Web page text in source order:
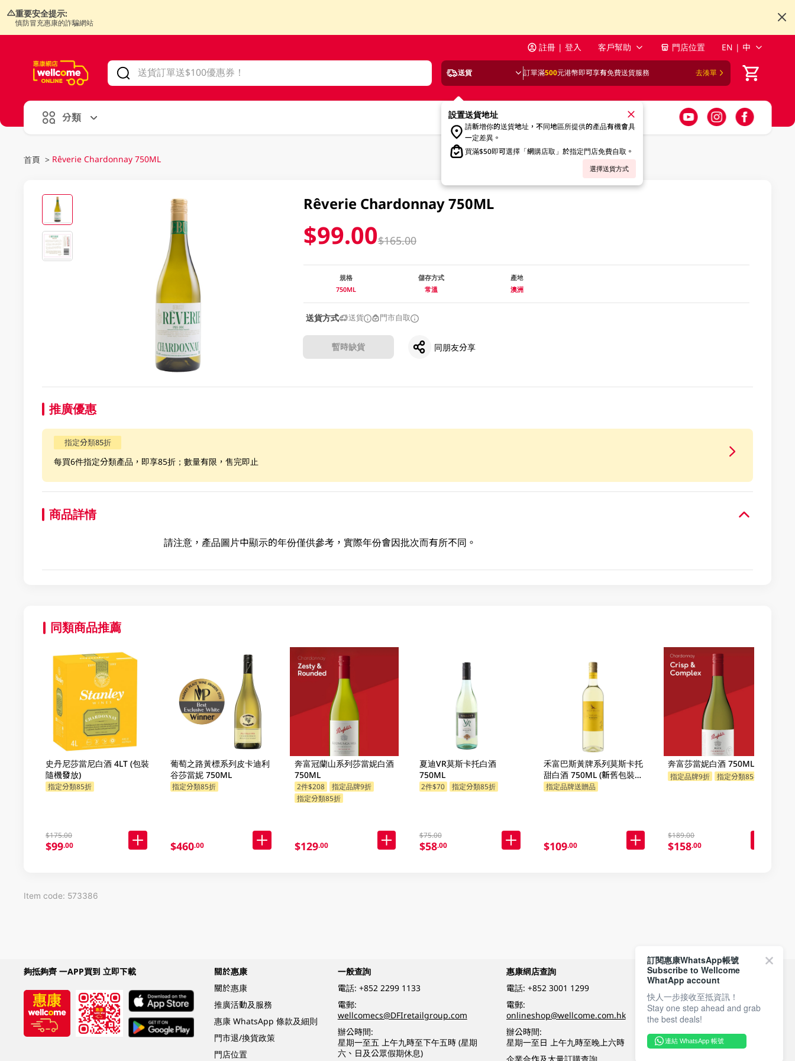
重要安全提示:
慎防冒充惠康的詐騙網站
註冊 | 登入 客戶幫助 門店位置 EN | 中
送貨 訂單滿500元港幣即可享有免費送貨服務 去湊單
設置送貨地址
請新增你的送貨地址，不同地區所提供的產品有機會具
一定差異。
買滿$50即可選擇「網購店取」於指定門店免費自取。
選擇送貨方式
分類
首頁 > Rêverie Chardonnay 750ML
Rêverie Chardonnay 750ML
$99.00$165.00
規格
750ML
儲存方式
常溫
產地
澳洲
送貨方式 送貨 門市自取
暫時缺貨 同朋友分享
推廣優惠
指定分類85折
每買6件指定分類產品，即享85折；數量有限，售完即止
商品詳情
請注意，產品圖片中顯示的年份僅供參考，實際年份會因批次而有所不同。
同類商品推薦
史丹尼莎當尼白酒 4LT (包裝
隨機發放)
指定分類85折
$175.00
$99.00
葡萄之路黃標系列皮卡迪利
谷莎當妮 750ML
指定分類85折
$460.00
奔富冠蘭山系列莎當妮白酒
750ML
2件$208
指定品牌9折
指定分類85折
$129.00
夏迪VR莫斯卡托白酒
750ML
2件$70 指定分類85折
$75.00
$58.00
禾富巴斯黃牌系列莫斯卡托
甜白酒 750ML (新舊包裝隨
機發貨)
指定品牌送贈品
$109.00
奔富莎當妮白酒 750ML
指定品牌9折 指定分類85折
$189.00
$158.00
Item code: 573386
夠抵夠齊 一APP買到 立即下載
關於惠康
關於惠康
推廣活動及服務
惠康 WhatsApp 條款及細則
門市退/換貨政策
門店位置
一般查詢
電話: +852 2299 1133
電郵:
wellcomecs@DFIretailgroup.com
辦公時間:
星期一至五 上午九時至下午五時 (星期
六、日及公眾假期休息)
惠康網店查詢
電話: +852 3001 1299
電郵:
onlineshop@wellcome.com.hk
辦公時間:
星期一至日 上午九時至晚上六時
付款方式
關注我們
訂閱惠康WhatsApp帳號
Subscribe to Wellcome
WhatApp account
快人一步接收至抵資訊！
Stay one step ahead and grab
the best deals!
連結 WhatsApp 帳號